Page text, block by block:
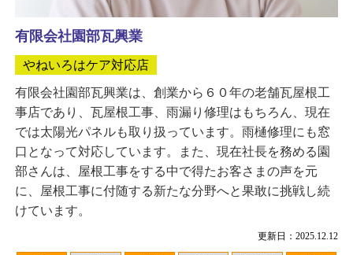
更新日：2025.12.12
有限会社園部瓦興業
やねいろはケア対応店
有限会社園部瓦興業は、創業から６０年の老舗瓦屋根工
事店であり、瓦屋根工事、雨漏り修理はもちろん、現在
では太陽光パネルも取り扱っています。雨樋修理にも窓
口となって対応しています。また、現在社長を務める園
部さんは、屋根工事をする中で得たお客さまの声を元
に、屋根工事に付随する新たな分野へと果敢に挑戦し続
けています。